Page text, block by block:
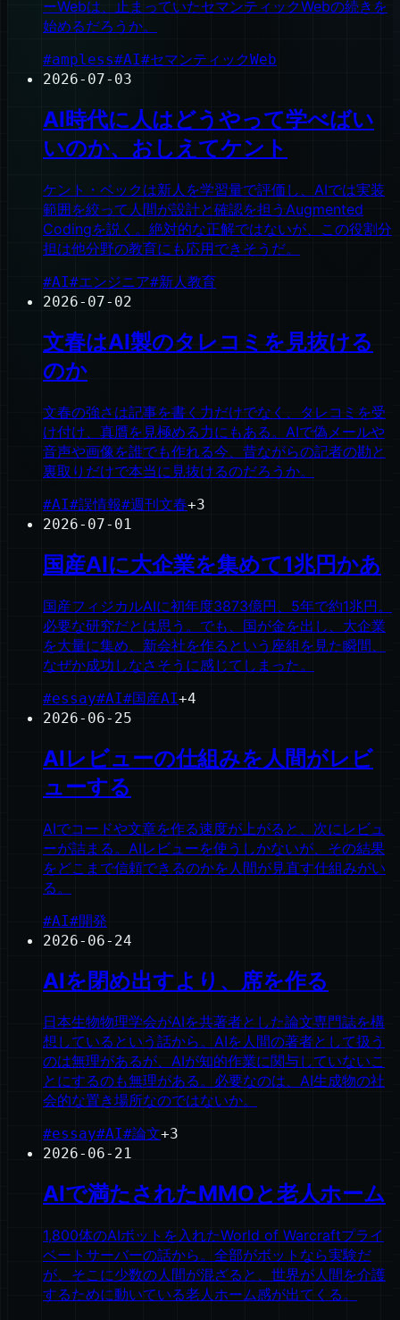
ーWebは、止まっていたセマンティックWebの続きを
始めるだろうか。
#ampless#AI#セマンティックWeb
2026-07-03
AI時代に人はどうやって学べばい
いのか、おしえてケント
ケント・ベックは新人を学習量で評価し、AIでは実装
範囲を絞って人間が設計と確認を担うAugmented
Codingを説く。絶対的な正解ではないが、この役割分
担は他分野の教育にも応用できそうだ。
#AI#エンジニア#新人教育
2026-07-02
文春はAI製のタレコミを見抜ける
のか
文春の強さは記事を書く力だけでなく、タレコミを受
け付け、真贋を見極める力にもある。AIで偽メールや
音声や画像を誰でも作れる今、昔ながらの記者の勘と
裏取りだけで本当に見抜けるのだろうか。
#AI#誤情報#週刊文春+3
2026-07-01
国産AIに大企業を集めて1兆円かあ
国産フィジカルAIに初年度3873億円、5年で約1兆円。
必要な研究だとは思う。でも、国が金を出し、大企業
を大量に集め、新会社を作るという座組を見た瞬間、
なぜか成功しなさそうに感じてしまった。
#essay#AI#国産AI+4
2026-06-25
AIレビューの仕組みを人間がレビ
ューする
AIでコードや文章を作る速度が上がると、次にレビュ
ーが詰まる。AIレビューを使うしかないが、その結果
をどこまで信頼できるのかを人間が見直す仕組みがい
る。
#AI#開発
2026-06-24
AIを閉め出すより、席を作る
日本生物物理学会がAIを共著者とした論文専門誌を構
想しているという話から。AIを人間の著者として扱う
のは無理があるが、AIが知的作業に関与していないこ
とにするのも無理がある。必要なのは、AI生成物の社
会的な置き場所なのではないか。
#essay#AI#論文+3
2026-06-21
AIで満たされたMMOと老人ホーム
1,800体のAIボットを入れたWorld of Warcraftプライ
ベートサーバーの話から。全部がボットなら実験だ
が、そこに少数の人間が混ざると、世界が人間を介護
するために動いている老人ホーム感が出てくる。